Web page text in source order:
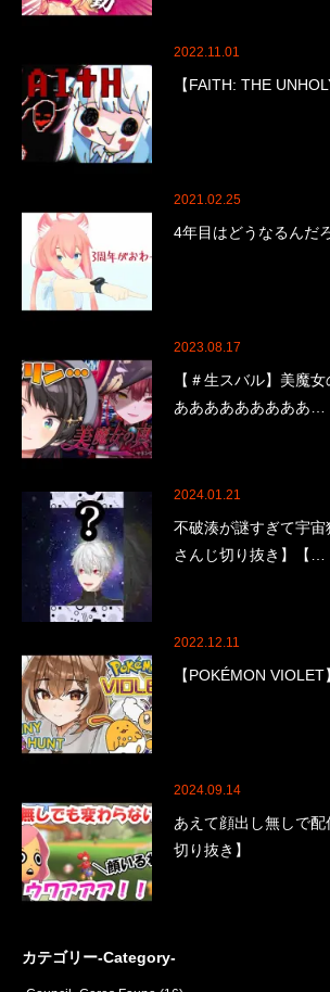
2022.11.01
【FAITH: THE
2021.02.25
4年目はどうなるんだ
2023.08.17
【＃生スバル】美魔
あああああああああ…
2024.01.21
不破湊が謎すぎて宇
さんじ切り抜き】【…
2022.12.11
【POKÉMON
2024.09.14
あえて顔出し無しで
切り抜き】
カテゴリー-Category-